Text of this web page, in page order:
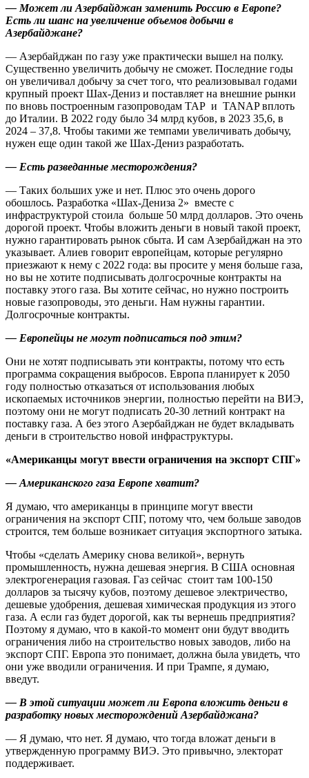
— Может ли Азербайджан заменить Россию в Европе?
Есть ли шанс на увеличение объемов добычи в
Азербайджане?
— Азербайджан по газу уже практически вышел на полку.
Существенно увеличить добычу не сможет. Последние годы
он увеличивал добычу за счет того, что реализовывал годами
крупный проект Шах-Дениз и поставляет на внешние рынки
по вновь построенным газопроводам TAP и TANAP вплоть
до Италии. В 2022 году было 34 млрд кубов, в 2023 35,6, в
2024 – 37,8. Чтобы такими же темпами увеличивать добычу,
нужен еще один такой же Шах-Дениз разработать.
— Есть разведанные месторождения?
— Таких больших уже и нет. Плюс это очень дорого
обошлось. Разработка «Шах-Дениза 2» вместе с
инфраструктурой стоила больше 50 млрд долларов. Это очень
дорогой проект. Чтобы вложить деньги в новый такой проект,
нужно гарантировать рынок сбыта. И сам Азербайджан на это
указывает. Алиев говорит европейцам, которые регулярно
приезжают к нему с 2022 года: вы просите у меня больше газа,
но вы не хотите подписывать долгосрочные контракты на
поставку этого газа. Вы хотите сейчас, но нужно построить
новые газопроводы, это деньги. Нам нужны гарантии.
Долгосрочные контракты.
— Европейцы не могут подписаться под этим?
Они не хотят подписывать эти контракты, потому что есть
программа сокращения выбросов. Европа планирует к 2050
году полностью отказаться от использования любых
ископаемых источников энергии, полностью перейти на ВИЭ,
поэтому они не могут подписать 20-30 летний контракт на
поставку газа. А без этого Азербайджан не будет вкладывать
деньги в строительство новой инфраструктуры.
«Американцы могут ввести ограничения на экспорт СПГ»
— Американского газа Европе хватит?
Я думаю, что американцы в принципе могут ввести
ограничения на экспорт СПГ, потому что, чем больше заводов
строится, тем больше возникает ситуация экспортного затыка.
Чтобы «сделать Америку снова великой», вернуть
промышленность, нужна дешевая энергия. В США основная
электрогенерация газовая. Газ сейчас стоит там 100-150
долларов за тысячу кубов, поэтому дешевое электричество,
дешевые удобрения, дешевая химическая продукция из этого
газа. А если газ будет дорогой, как ты вернешь предприятия?
Поэтому я думаю, что в какой-то момент они будут вводить
ограничения либо на строительство новых заводов, либо на
экспорт СПГ. Европа это понимает, должна была увидеть, что
они уже вводили ограничения. И при Трампе, я думаю,
введут.
— В этой ситуации может ли Европа вложить деньги в
разработку новых месторождений Азербайджана?
— Я думаю, что нет. Я думаю, что тогда вложат деньги в
утвержденную программу ВИЭ. Это привычно, электорат
поддерживает.